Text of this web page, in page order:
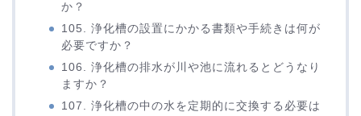
か？
105. 浄化槽の設置にかかる書類や手続きは何が
必要ですか？
106. 浄化槽の排水が川や池に流れるとどうなり
ますか？
107. 浄化槽の中の水を定期的に交換する必要は